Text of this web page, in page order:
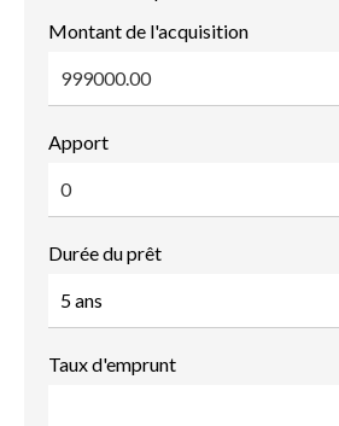
Montant de l'acquisition
Apport
Durée du prêt
Taux d'emprunt